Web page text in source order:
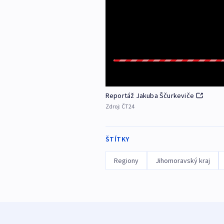
Reportáž Jakuba Ščurkeviče
Zdroj: ČT24
ŠTÍTKY
Regiony Jihomoravský kraj